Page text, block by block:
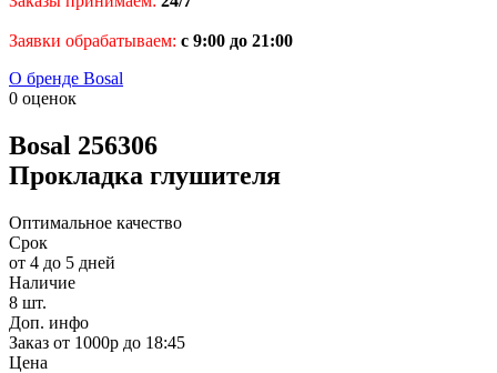
Заявки обрабатываем: с 9:00 до 21:00
О бренде Bosal
0 оценок
Bosal 256306
Прокладка глушителя
Оптимальное качество
Срок
от 4 до 5 дней
Наличие
8 шт.
Доп. инфо
Заказ от 1000р до 18:45
Цена